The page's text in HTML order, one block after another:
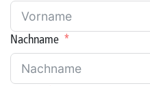
Nachname